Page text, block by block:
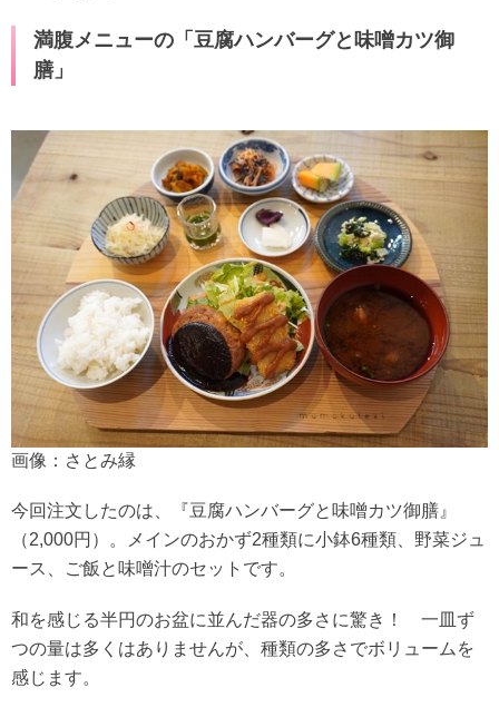
満腹メニューの「豆腐ハンバーグと味噌カツ御
膳」
画像：さとみ縁
今回注文したのは、『豆腐ハンバーグと味噌カツ御膳』
（2,000円）。メインのおかず2種類に小鉢6種類、野菜ジュ
ース、ご飯と味噌汁のセットです。
和を感じる半円のお盆に並んだ器の多さに驚き！ 一皿ず
つの量は多くはありませんが、種類の多さでボリュームを
感じます。